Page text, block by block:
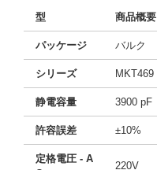
型 商品概要
パッケージ バルク
シリーズ MKT469
静電容量 3900 pF
許容誤差 ±10%
定格電圧 - A
220V